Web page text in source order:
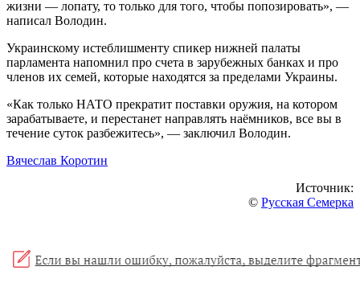
жизни — лопату, то только для того, чтобы попозировать», —
написал Володин.
Украинскому истеблишменту спикер нижней палаты
парламента напомнил про счета в зарубежных банках и про
членов их семей, которые находятся за пределами Украины.
«Как только НАТО прекратит поставки оружия, на котором
зарабатываете, и перестанет направлять наёмников, все вы в
течение суток разбежитесь», — заключил Володин.
Вячеслав Коротин
Источник:
© Русская Семерка